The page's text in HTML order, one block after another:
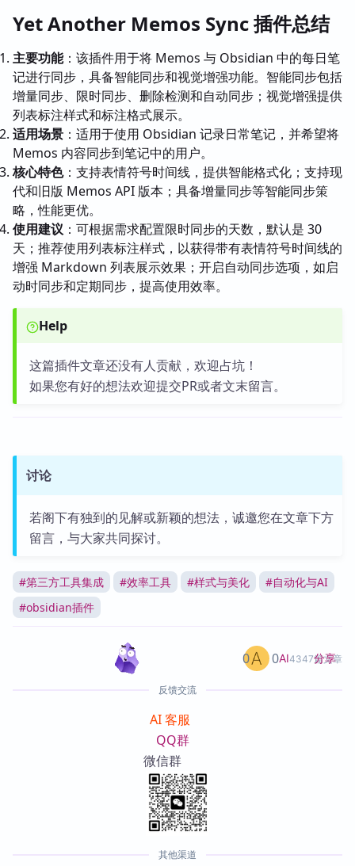
Yet Another Memos Sync 插件总结
主要功能：该插件用于将 Memos 与 Obsidian 中的每日笔
记进行同步，具备智能同步和视觉增强功能。智能同步包括
增量同步、限时同步、删除检测和自动同步；视觉增强提供
列表标注样式和标注格式展示。
适用场景 ：适用于使用 Obsidian 记录日常笔记，并希望将
Memos 内容同步到笔记中的用户。
核心特色：支持表情符号时间线，提供智能格式化；支持现
代和旧版 Memos API 版本；具备增量同步等智能同步策
略，性能更优。
使用建议 ：可根据需求配置限时同步的天数，默认是 30
天；推荐使用列表标注样式，以获得带有表情符号时间线的
增强 Markdown 列表展示效果；开启自动同步选项，如启
动时同步和定期同步，提高使用效率。
Help
这篇插件文章还没有人贡献，欢迎占坑！
如果您有好的想法欢迎提交PR或者文末留言。
讨论
若阁下有独到的见解或新颖的想法，诚邀您在文章下方
留言，与大家共同探讨。
#第三方工具集成 #效率工具 #样式与美化 #自动化与AI
#obsidian插件
AI4347篇文章
0 0 分享
反馈交流
AI 客服
QQ群
微信群
其他渠道